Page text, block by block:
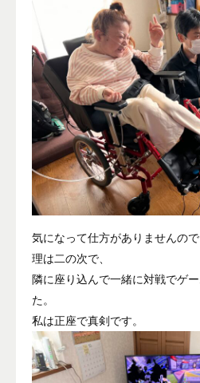
気になって仕方がありませんの
理は二の次で、
隣に座り込んで一緒に対戦でゲ
た。
私は正座で真剣です。